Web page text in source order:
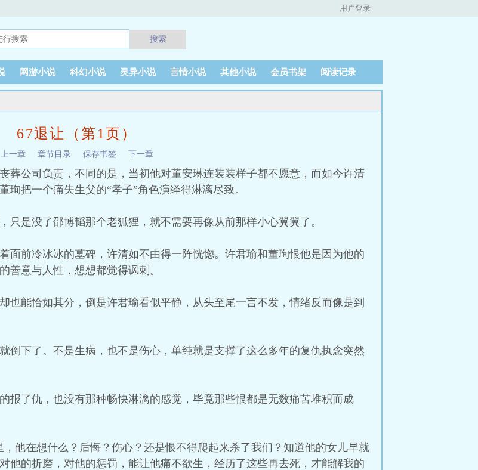
用户登录
搜索
网游小说 科幻小说 灵异小说 言情小说 其他小说 会员书架 阅读记录
67退让（第1页）
上一章 章节目录 保存书签 下一章
葬公司负责，不同的是，当初他对董安琳连装装样子都不愿意，而如今许清
把一个痛失生父的“孝子”角色演绎得淋漓尽致。
只是没了邵博韬那个老狐狸，就不需要再像从前那样小心翼翼了。
面前冷冰冰的墓碑，许清如不由得一阵恍惚。许君瑜和董珣恨他是因为他的
善意与人性，想想都觉得讽刺。
也能恰如其分，倒是许君瑜看似平静，从头至尾一言不发，情绪反而像是到
倒下了。不是生病，也不是伤心，单纯就是支撑了这么多年的复仇执念突然
报了仇，也没有那种畅快淋漓的感觉，毕竟那些恨都是无数痛苦堆积而成
他在想什么？后悔？伤心？还是恨不得爬起来杀了我们？知道他的女儿早就
他的折磨，对他的惩罚，能让他痛不欲生，经历了这些再去死，才能解我的